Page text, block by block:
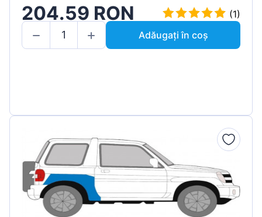
204.59 RON
(1)
Adăugați în coș